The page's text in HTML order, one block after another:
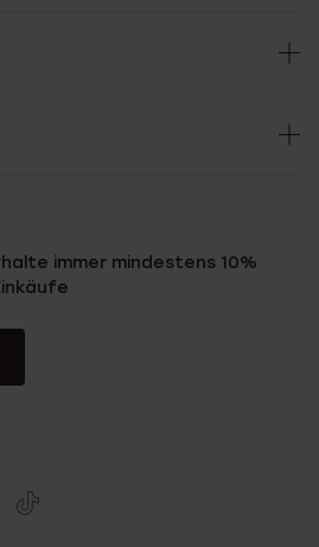
immer mindestens 10%